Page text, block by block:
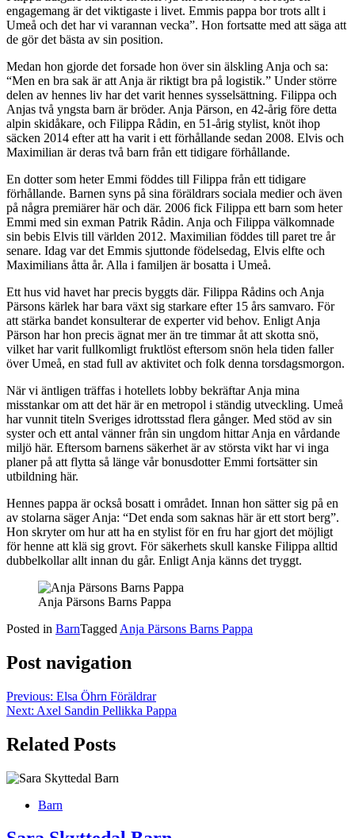
engagemang är det viktigaste i livet. Emmis pappa bor trots allt i
Umeå och det har vi varannan vecka”. Hon fortsatte med att säga att
de gör det bästa av sin position.
Medan hon gjorde det forsade hon över sin älskling Anja och sa:
“Men en bra sak är att Anja är riktigt bra på logistik.” Under större
delen av hennes liv har det varit hennes sysselsättning. Filippa och
Anjas två yngsta barn är bröder. Anja Pärson, en 42-årig före detta
alpin skidåkare, och Filippa Rådin, en 51-årig stylist, knöt ihop
säcken 2014 efter att ha varit i ett förhållande sedan 2008. Elvis och
Maximilian är deras två barn från ett tidigare förhållande.
En dotter som heter Emmi föddes till Filippa från ett tidigare
förhållande. Barnen syns på sina föräldrars sociala medier och även
på några premiärer här och där. 2006 fick Filippa ett barn som heter
Emmi med sin exman Patrik Rådin. Anja och Filippa välkomnade
sin bebis Elvis till världen 2012. Maximilian föddes till paret tre år
senare. Idag var det Emmis sjuttonde födelsedag, Elvis elfte och
Maximilians åtta år. Alla i familjen är bosatta i Umeå.
Ett hus vid havet har precis byggts där. Filippa Rådins och Anja
Pärsons kärlek har bara växt sig starkare efter 15 års samvaro. För
att stärka bandet konsulterar de experter vid behov. Enligt Anja
Pärson har hon precis ägnat mer än tre timmar åt att skotta snö,
vilket har varit fullkomligt fruktlöst eftersom snön hela tiden faller
över Umeå, en stad full av aktivitet och folk denna torsdagsmorgon.
När vi äntligen träffas i hotellets lobby bekräftar Anja mina
misstankar om att det här är en metropol i ständig utveckling. Umeå
har vunnit titeln Sveriges idrottsstad flera gånger. Med stöd av sin
syster och ett antal vänner från sin ungdom hittar Anja en vårdande
miljö här. Eftersom barnens säkerhet är av största vikt har vi inga
planer på att flytta så länge vår bonusdotter Emmi fortsätter sin
utbildning här.
Hennes pappa är också bosatt i området. Innan hon sätter sig på en
av stolarna säger Anja: “Det enda som saknas här är ett stort berg”.
Hon skryter om hur att ha en stylist för en fru har gjort det möjligt
för henne att klä sig grovt. För säkerhets skull kanske Filippa alltid
dubbelkollar allt innan du går. Enligt Anja känns det tryggt.
Anja Pärsons Barns Pappa
Posted in BarnTagged Anja Pärsons Barns Pappa
Post navigation
Previous: Elsa Öhrn Föräldrar
Next: Axel Sandin Pellikka Pappa
Related Posts
Barn